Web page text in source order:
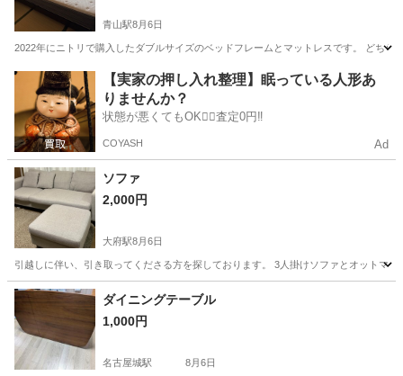
青山駅8月6日
2022年にニトリで購入したダブルサイズのベッドフレームとマットレスです。 どち
愛知 半田市 青山駅 ベッド
【実家の押し入れ整理】眠っている人形あ
りませんか？
状態が悪くてもOK🙆‍♀️査定0円‼️
COYASH Ad
ソファ
2,000円
大府駅8月6日
引越しに伴い、引き取ってくださる方を探しております。 3人掛けソファとオットマ
愛知 大府市 大府駅 ソファ
ダイニングテーブル
1,000円
名古屋城駅 8月6日